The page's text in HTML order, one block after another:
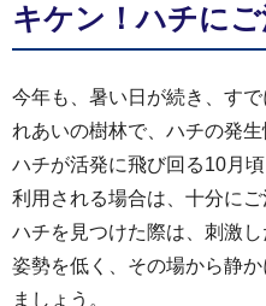
キケン！ハチにご
今年も、暑い日が続き、す
れあいの樹林で、ハチの発
ハチが活発に飛び回る10月
利用される場合は、十分にご
ハチを見つけた際は、刺激
姿勢を低く、その場から静
ましょう。